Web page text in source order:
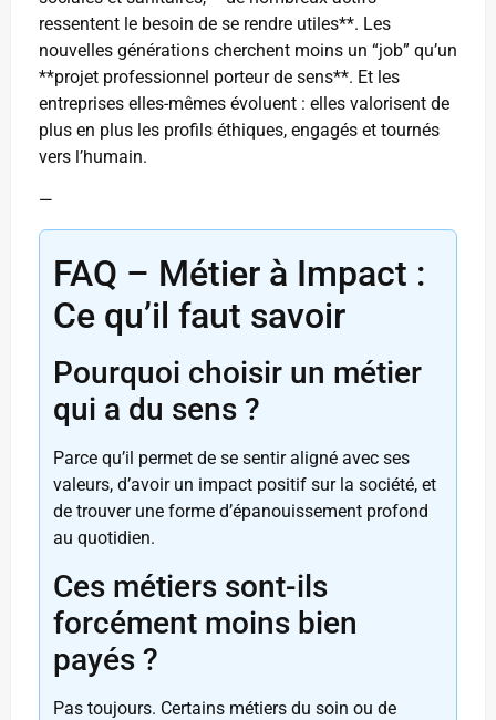
ressentent le besoin de se rendre utiles**. Les
nouvelles générations cherchent moins un “job” qu’un
**projet professionnel porteur de sens**. Et les
entreprises elles-mêmes évoluent : elles valorisent de
plus en plus les profils éthiques, engagés et tournés
vers l’humain.
—
FAQ – Métier à Impact :
Ce qu’il faut savoir
Pourquoi choisir un métier
qui a du sens ?
Parce qu’il permet de se sentir aligné avec ses
valeurs, d’avoir un impact positif sur la société, et
de trouver une forme d’épanouissement profond
au quotidien.
Ces métiers sont-ils
forcément moins bien
payés ?
Pas toujours. Certains métiers du soin ou de